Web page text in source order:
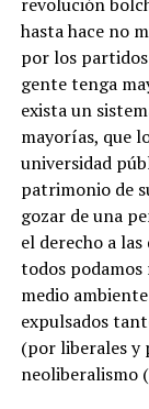
hasta hace no
por los partidos
gente tenga
exista un
mayorías, que
universidad
patrimonio de
gozar de una
el derecho a
todos
medio
expulsados
(por liberales y
neoliberalismo